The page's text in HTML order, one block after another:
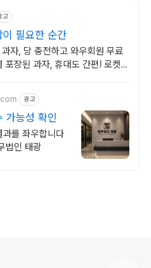
고
이 필요한 순간
자, 당 충전하고 와우회원 무료
포장된 과자, 휴대도 간편! 로켓배
광고
가능성 확인
를 좌우합니다
법인 태광